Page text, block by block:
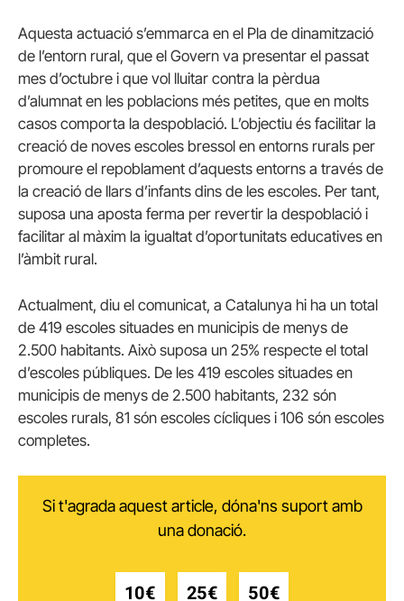
Aquesta actuació s’emmarca en el Pla de dinamització
de l’entorn rural, que el Govern va presentar el passat
mes d’octubre i que vol lluitar contra la pèrdua
d’alumnat en les poblacions més petites, que en molts
casos comporta la despoblació. L’objectiu és facilitar la
creació de noves escoles bressol en entorns rurals per
promoure el repoblament d’aquests entorns a través de
la creació de llars d’infants dins de les escoles. Per tant,
suposa una aposta ferma per revertir la despoblació i
facilitar al màxim la igualtat d’oportunitats educatives en
l’àmbit rural.
Actualment, diu el comunicat, a Catalunya hi ha un total
de 419 escoles situades en municipis de menys de
2.500 habitants. Això suposa un 25% respecte el total
d’escoles públiques. De les 419 escoles situades en
municipis de menys de 2.500 habitants, 232 són
escoles rurals, 81 són escoles cícliques i 106 són escoles
completes.
Si t'agrada aquest article, dóna'ns suport amb
una donació.
10€ 25€ 50€